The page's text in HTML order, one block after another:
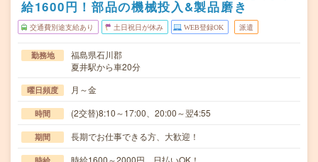
給1600円！部品の機械投入&製品磨き
交通費別途支給あり 土日祝日が休み WEB登録OK 派遣
勤務地
福島県石川郡
夏井駅から車20分
曜日頻度 月～金
時間 (2交替)8:10～17:00、20:00～翌4:55
期間 長期でお仕事できる方、大歓迎！
時給1600～2000円 日払いOK！